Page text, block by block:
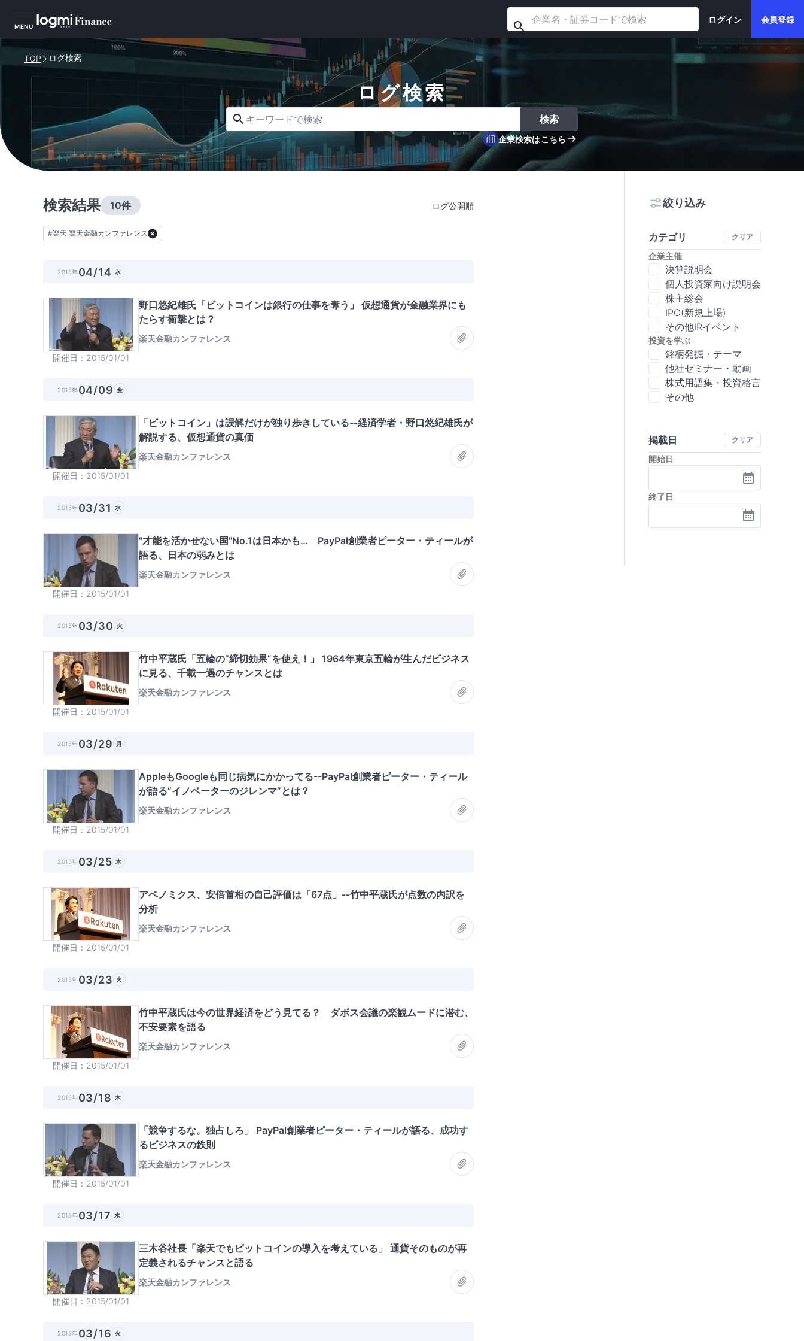
MENU
ログイン 会員登録
TOP ログ検索
ログ検索
キーワードで検索 検索
企業検索はこちら
検索結果 10件 ログ公開順
#楽天 楽天金融カンファレンス
2015年04/14 水
開催日 2015/01/01
野口悠紀雄氏「ビットコインは銀行の仕事を奪う」 仮想通貨が金融業界にも
たらす衝撃とは？
楽天金融カンファレンス
2015年04/09 金
開催日 2015/01/01
「ビットコイン」は誤解だけが独り歩きしている--経済学者・野口悠紀雄氏が
解説する、仮想通貨の真価
楽天金融カンファレンス
2015年03/31 水
開催日 2015/01/01
"才能を活かせない国"No.1は日本かも… PayPal創業者ピーター・ティールが
語る、日本の弱みとは
楽天金融カンファレンス
2015年03/30 火
開催日 2015/01/01
竹中平蔵氏「五輪の“締切効果”を使え！」 1964年東京五輪が生んだビジネス
に見る、千載一遇のチャンスとは
楽天金融カンファレンス
2015年03/29 月
開催日 2015/01/01
AppleもGoogleも同じ病気にかかってる--PayPal創業者ピーター・ティール
が語る“イノベーターのジレンマ”とは？
楽天金融カンファレンス
2015年03/25 木
開催日 2015/01/01
アベノミクス、安倍首相の自己評価は「67点」--竹中平蔵氏が点数の内訳を
分析
楽天金融カンファレンス
2015年03/23 火
開催日 2015/01/01
竹中平蔵氏は今の世界経済をどう見てる？ ダボス会議の楽観ムードに潜む、
不安要素を語る
楽天金融カンファレンス
2015年03/18 木
開催日 2015/01/01
「競争するな。独占しろ」 PayPal創業者ピーター・ティールが語る、成功す
るビジネスの鉄則
楽天金融カンファレンス
2015年03/17 水
開催日 2015/01/01
三木谷社長「楽天でもビットコインの導入を考えている」 通貨そのものが再
定義されるチャンスと語る
楽天金融カンファレンス
2015年03/16 火
絞り込み
カテゴリ クリア
企業主催
決算説明会
個人投資家向け説明会
株主総会
IPO(新規上場)
その他IRイベント
投資を学ぶ
銘柄発掘・テーマ
他社セミナー・動画
株式用語集・投資格言
その他
掲載日 クリア
開始日
終了日